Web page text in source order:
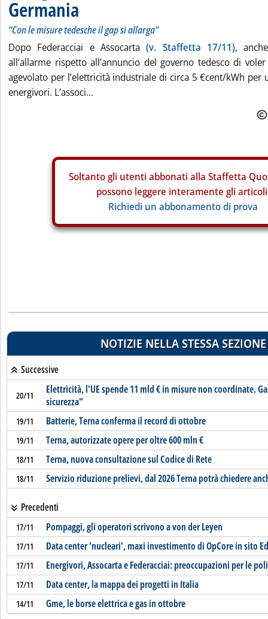
Germania
“Con le misure tedesche il gap si allarga”
Dopo Federacciai e Assocarta(v. Staffetta 17/11),
all’allarme rispetto all’annuncio del governo tedesco di
agevolato per l’elettricità industriale di circa 5 €cent/kWh per
energivori. L’associ...
Soltanto gli utenti abbonati alla Staffetta
possono leggere interamente gli
Richiedi un abbonamento di prova
NOTIZIE NELLA STESSA SEZIONE
Successive
20/11
Elettricità, l'UE spende 11 mld € in misure non coordinate.
sicurezza"
19/11 Batterie, Terna conferma il record di ottobre
19/11 Terna, autorizzate opere per oltre 600 mln €
18/11 Terna, nuova consultazione sul Codice di Rete
18/11 Servizio riduzione prelievi, dal 2026 Terna potrà chiedere
Precedenti
17/11 Pompaggi, gli operatori scrivono a von der Leyen
17/11 Data center 'nucleari', maxi investimento di OpCore in sito
17/11 Energivori, Assocarta e Federacciai: preoccupazioni per le
17/11 Data center, la mappa dei progetti in Italia
14/11 Gme, le borse elettrica e gas in ottobre